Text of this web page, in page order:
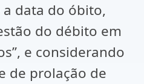
data do óbito,
do débito em
e considerando
de prolação de